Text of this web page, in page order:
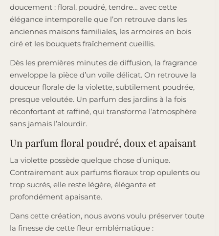
doucement : floral, poudré, tendre… avec cette
élégance intemporelle que l’on retrouve dans les
anciennes maisons familiales, les armoires en bois
ciré et les bouquets fraîchement cueillis.
Dès les premières minutes de diffusion, la fragrance
enveloppe la pièce d’un voile délicat. On retrouve la
douceur florale de la violette, subtilement poudrée,
presque veloutée. Un parfum des jardins à la fois
réconfortant et raffiné, qui transforme l’atmosphère
sans jamais l’alourdir.
Un parfum floral poudré, doux et apaisant
La violette possède quelque chose d’unique.
Contrairement aux parfums floraux trop opulents ou
trop sucrés, elle reste légère, élégante et
profondément apaisante.
Dans cette création, nous avons voulu préserver toute
la finesse de cette fleur emblématique :